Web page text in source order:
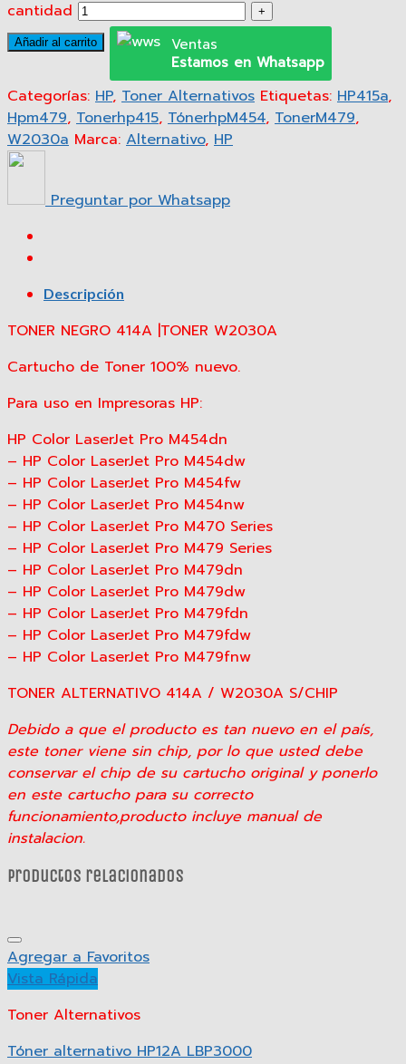
cantidad
Añadir al carrito
Ventas
Estamos en Whatsapp
Categorías: HP, Toner Alternativos Etiquetas: HP415a,
Hpm479, Tonerhp415, TónerhpM454, TonerM479,
W2030a Marca: Alternativo, HP
Preguntar por Whatsapp
Descripción
TONER NEGRO 414A |TONER W2030A
Cartucho de Toner 100% nuevo.
Para uso en Impresoras HP:
HP Color LaserJet Pro M454dn
– HP Color LaserJet Pro M454dw
– HP Color LaserJet Pro M454fw
– HP Color LaserJet Pro M454nw
– HP Color LaserJet Pro M470 Series
– HP Color LaserJet Pro M479 Series
– HP Color LaserJet Pro M479dn
– HP Color LaserJet Pro M479dw
– HP Color LaserJet Pro M479fdn
– HP Color LaserJet Pro M479fdw
– HP Color LaserJet Pro M479fnw
TONER ALTERNATIVO 414A / W2030A S/CHIP
Debido a que el producto es tan nuevo en el país,
este toner viene sin chip, por lo que usted debe
conservar el chip de su cartucho original y ponerlo
en este cartucho para su correcto
funcionamiento,producto incluye manual de
instalacion.
Productos relacionados
Agregar a Favoritos
Vista Rápida
Toner Alternativos
Tóner alternativo HP12A LBP3000